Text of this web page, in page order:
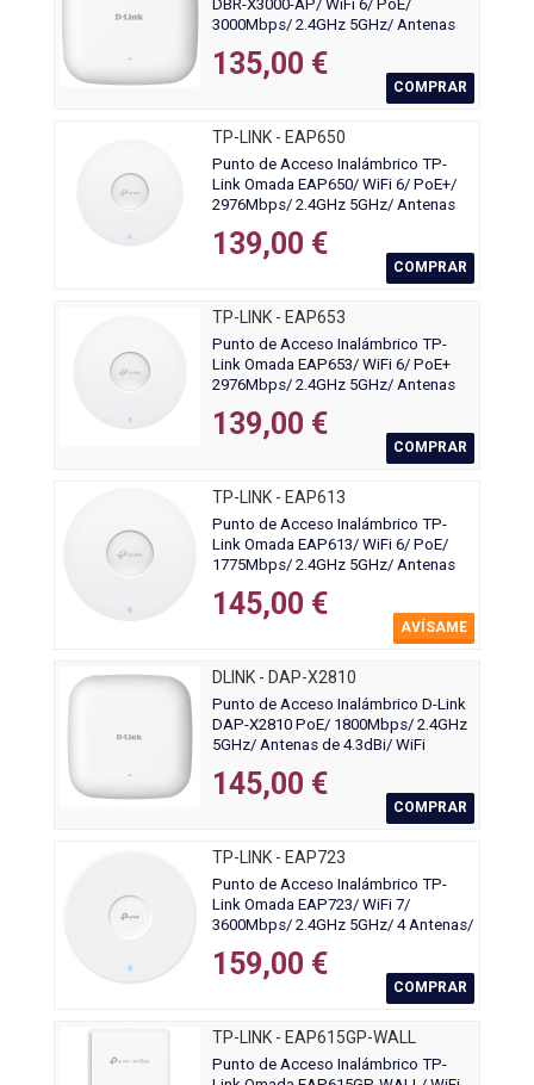
DBR-X3000-AP/ WiFi 6/ PoE/
3000Mbps/ 2.4GHz 5GHz/ Antenas
135,00 €
COMPRAR
TP-LINK - EAP650
Punto de Acceso Inalámbrico TP-
Link Omada EAP650/ WiFi 6/ PoE+/
2976Mbps/ 2.4GHz 5GHz/ Antenas
139,00 €
COMPRAR
TP-LINK - EAP653
Punto de Acceso Inalámbrico TP-
Link Omada EAP653/ WiFi 6/ PoE+
2976Mbps/ 2.4GHz 5GHz/ Antenas
139,00 €
COMPRAR
TP-LINK - EAP613
Punto de Acceso Inalámbrico TP-
Link Omada EAP613/ WiFi 6/ PoE/
1775Mbps/ 2.4GHz 5GHz/ Antenas
145,00 €
AVÍSAME
DLINK - DAP-X2810
Punto de Acceso Inalámbrico D-Link
DAP-X2810 PoE/ 1800Mbps/ 2.4GHz
5GHz/ Antenas de 4.3dBi/ WiFi
145,00 €
COMPRAR
TP-LINK - EAP723
Punto de Acceso Inalámbrico TP-
Link Omada EAP723/ WiFi 7/
3600Mbps/ 2.4GHz 5GHz/ 4 Antenas/
159,00 €
COMPRAR
TP-LINK - EAP615GP-WALL
Punto de Acceso Inalámbrico TP-